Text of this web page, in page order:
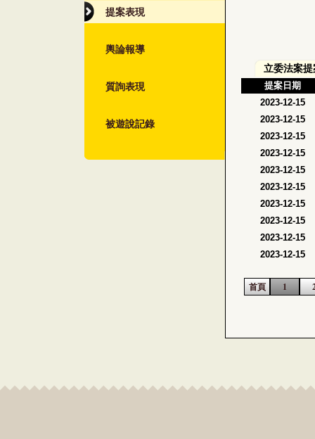
提案表現
輿論報導
質詢表現
被遊說記錄
立委法案
提案日期
2023-12-15
2023-12-15
2023-12-15
2023-12-15
2023-12-15
2023-12-15
2023-12-15
2023-12-15
2023-12-15
2023-12-15
首頁 1